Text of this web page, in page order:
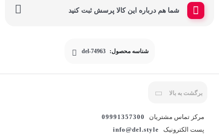
شما هم درباره این کالا پرسش ثبت کنید
شناسه محصول: del-74963
برگشت به بالا
مرکز تماس مشتریان
09991357300
پست الکترونیک
info@del.style